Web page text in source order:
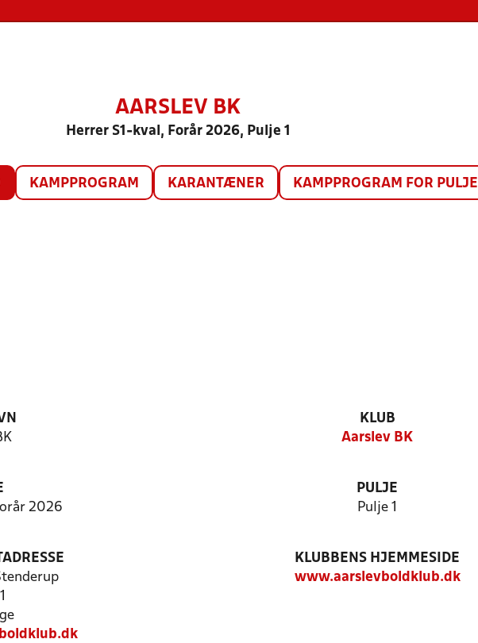
AARSLEV BK
Herrer S1-kval, Forår 2026, Pulje 1
KAMPPROGRAM KARANTÆNER KAMPPROGRAM FOR PULJE
KLUB
Aarslev BK
2026
PULJE
Pulje 1
KLUBBENS HJEMMESIDE
www.aarslevboldklub.dk